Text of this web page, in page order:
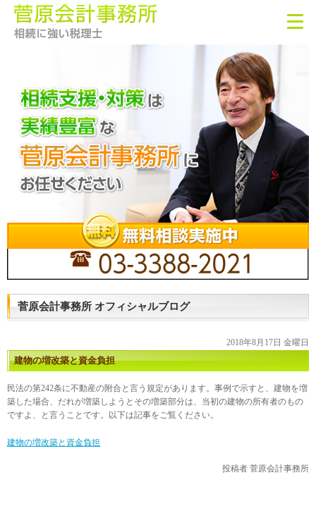
菅原会計事務所 オフィシャルブログ
2018年8月17日 金曜日
建物の増改築と資金負担
民法の第242条に不動産の附合と言う規定があります。事例で示すと、建物を増
築した場合、だれが増築しようとその増築部分は、当初の建物の所有者のもの
ですよ、と言うことです。以下は記事をご覧ください。
建物の増改築と資金負担
投稿者 菅原会計事務所